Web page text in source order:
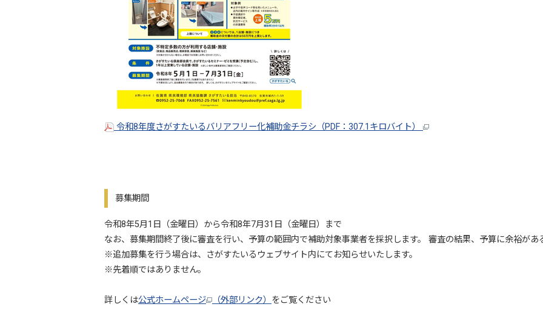
令和8年度さがすたいるバリアフリー化補助金チラシ（PDF：307.1キロバイト）
募集期間
令和8年5月1日（金曜日）から令和8年7月31日（金曜日）まで
なお、募集期間終了後に審査を行い、予算の範囲内で補助対象事業者を採択します。 審査の結果、予算に余裕があ
※追加募集を行う場合は、さがすたいるウェブサイト内にてお知らせいたします。
※先着順ではありません。
詳しくは公式ホームページ （外部リンク） をご覧ください